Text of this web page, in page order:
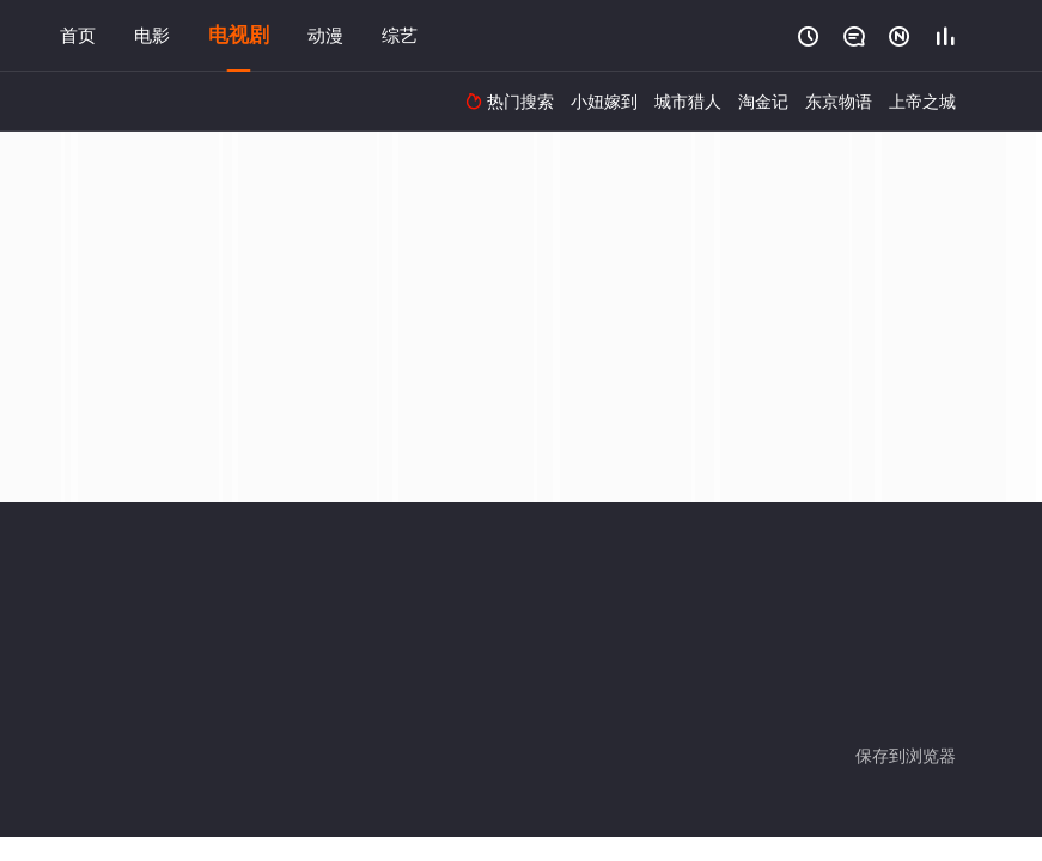
首页 电影 电视剧 动漫 综艺    
 热门搜索 小妞嫁到 城市猎人 淘金记 东京物语 上帝之城
保存到浏览器